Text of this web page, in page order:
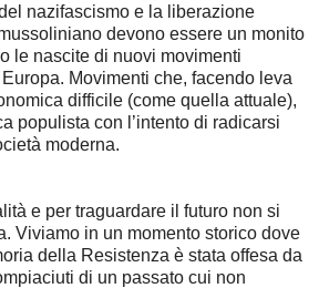
nazifascismo e la liberazione
devono essere un monito
le nascite di nuovi movimenti
Europa. Movimenti che, facendo leva
difficile (come quella attuale),
populista con l’intento di radicarsi
moderna.
e per traguardare il futuro non si
Viviamo in un momento storico dove
della Resistenza è stata offesa da
di un passato cui non